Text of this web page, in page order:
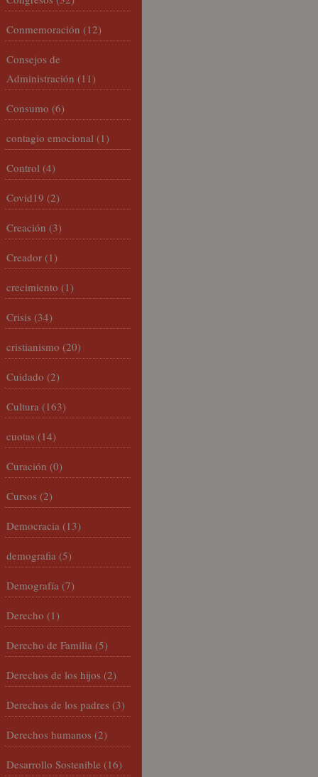
Conmemoración (12)
Consejos de
Administración (11)
Consumo (6)
contagio emocional (1)
Control (4)
Covid19 (2)
Creación (3)
Creador (1)
crecimiento (1)
Crisis (34)
cristianismo (20)
Cuidado (2)
Cultura (163)
cuotas (14)
Curación (0)
Cursos (2)
Democracia (13)
demografia (5)
Demografía (7)
Derecho (1)
Derecho de Familia (5)
Derechos de los hijos (2)
Derechos de los padres (3)
Derechos humanos (2)
Desarrollo Sostenible (16)